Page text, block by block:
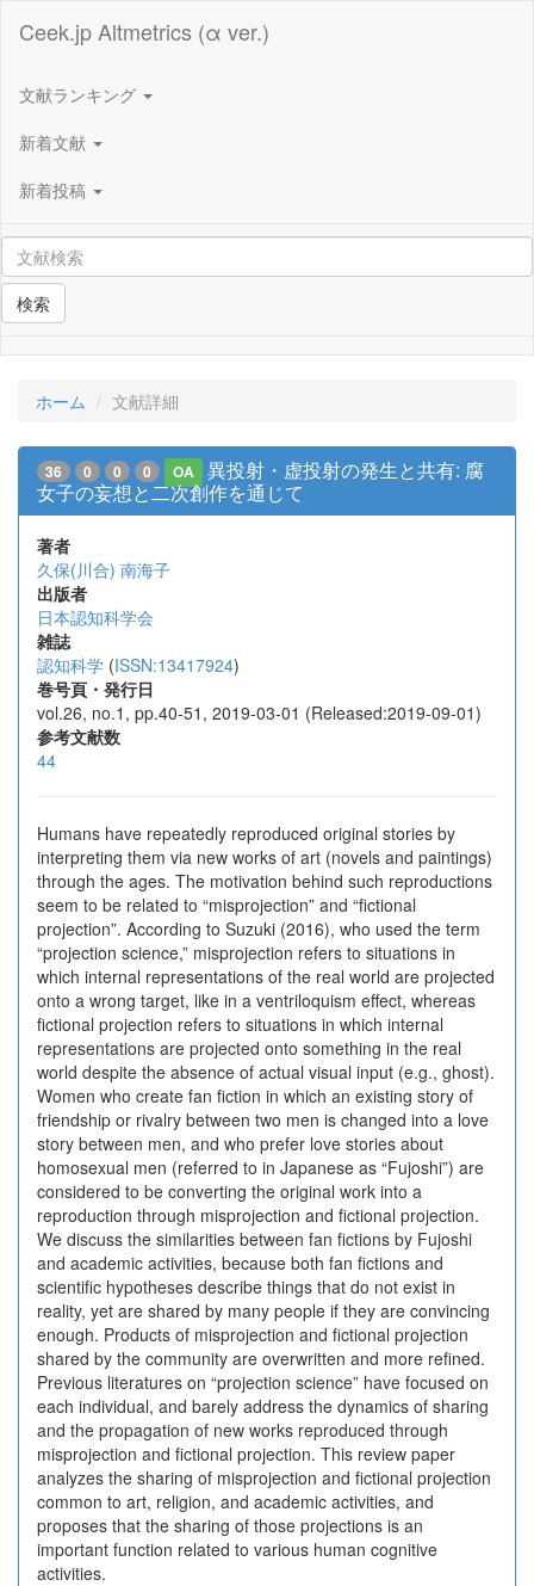
Ceek.jp Altmetrics (α ver.)
文献ランキング
新着文献
新着投稿
検索
ホーム 文献詳細
36 0 0 0 OA
異投射・虚投射の発生と共有: 腐
女子の妄想と二次創作を通じて
著者
久保(川合) 南海子
出版者
日本認知科学会
雑誌
認知科学 (ISSN:13417924)
巻号頁・発行日
vol.26, no.1, pp.40-51, 2019-03-01 (Released:2019-09-01)
参考文献数
44
Humans have repeatedly reproduced original stories by
interpreting them via new works of art (novels and paintings)
through the ages. The motivation behind such reproductions
seem to be related to “misprojection” and “fictional
projection”. According to Suzuki (2016), who used the term
“projection science,” misprojection refers to situations in
which internal representations of the real world are projected
onto a wrong target, like in a ventriloquism effect, whereas
fictional projection refers to situations in which internal
representations are projected onto something in the real
world despite the absence of actual visual input (e.g., ghost).
Women who create fan fiction in which an existing story of
friendship or rivalry between two men is changed into a love
story between men, and who prefer love stories about
homosexual men (referred to in Japanese as “Fujoshi”) are
considered to be converting the original work into a
reproduction through misprojection and fictional projection.
We discuss the similarities between fan fictions by Fujoshi
and academic activities, because both fan fictions and
scientific hypotheses describe things that do not exist in
reality, yet are shared by many people if they are convincing
enough. Products of misprojection and fictional projection
shared by the community are overwritten and more refined.
Previous literatures on “projection science” have focused on
each individual, and barely address the dynamics of sharing
and the propagation of new works reproduced through
misprojection and fictional projection. This review paper
analyzes the sharing of misprojection and fictional projection
common to art, religion, and academic activities, and
proposes that the sharing of those projections is an
important function related to various human cognitive
activities.